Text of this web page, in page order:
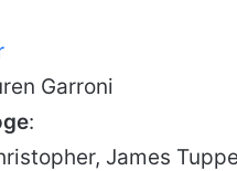
Garroni
:
James